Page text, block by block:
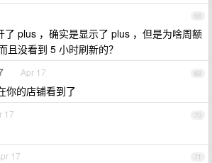
68
了 plus ，确实是显示了 plus ，但是为啥周额
且没看到 5 小时刷新的？
69
Apr 17
你的店铺看到了
70
17
71
17